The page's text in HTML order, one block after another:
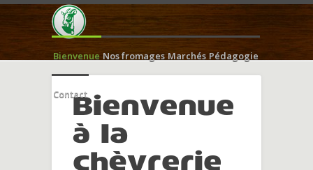
Bienvenue Nos fromages Marchés Pédagogie
ContactBienvenue
à la
chèvrerie